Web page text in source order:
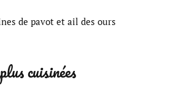
de pavot et ail des ours
cuisinées